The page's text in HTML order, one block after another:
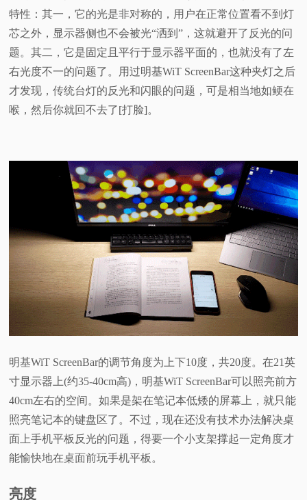
特性：其一，它的光是非对称的，用户在正常位置看不到灯
芯之外，显示器侧也不会被光“洒到”，这就避开了反光的问
题。其二，它是固定且平行于显示器平面的，也就没有了左
右光度不一的问题了。用过明基WiT ScreenBar这种夹灯之后
才发现，传统台灯的反光和闪眼的问题，可是相当地如鲠在
喉，然后你就回不去了[打脸]。
明基WiT ScreenBar的调节角度为上下10度，共20度。在21英
寸显示器上(约35-40cm高)，明基WiT ScreenBar可以照亮前方
40cm左右的空间。如果是架在笔记本低矮的屏幕上，就只能
照亮笔记本的键盘区了。不过，现在还没有技术办法解决桌
面上手机平板反光的问题，得要一个小支架撑起一定角度才
能愉快地在桌面前玩手机平板。
亮度